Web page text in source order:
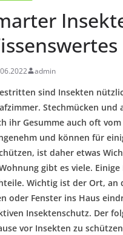
admin
sind Insekten
Stechmücken
ihr Gesumme auch oft
und können für
ist daher etwas
gibt es viele.
Wichtig ist der Ort, an
oder Fenster ins Haus
Insektenschutz. Der
vor Insekten zu